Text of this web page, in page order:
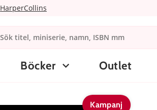
HarperCollins
Böcker Outlet
Kampanj